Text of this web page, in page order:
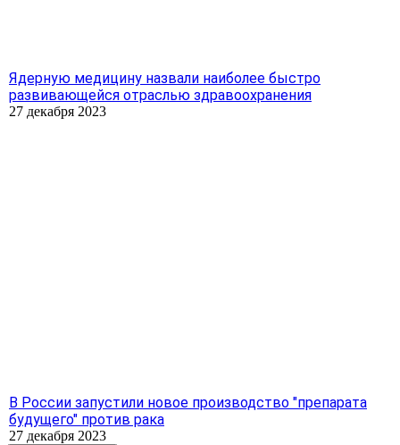
Ядерную медицину назвали наиболее быстро
развивающейся отраслью здравоохранения
27 декабря 2023
В России запустили новое производство "препарата
будущего" против рака
27 декабря 2023